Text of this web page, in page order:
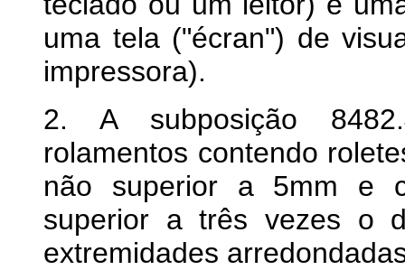
uma tela ("écran") de
impressora).
2. A subposição
rolamentos contendo
não superior a 5mm e
superior a três vezes o
extremidades